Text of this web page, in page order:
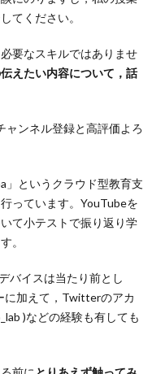
てください。
要なスキルではありませ
えたい内容について，話
ャンネル登録と高評価よろ
」というクラウド型教育支
っています。YouTubeを
て小テストで振り返り学
。
バイスは当たり前とし
に加えて，Twitterのアカ
)などの経験も有しても